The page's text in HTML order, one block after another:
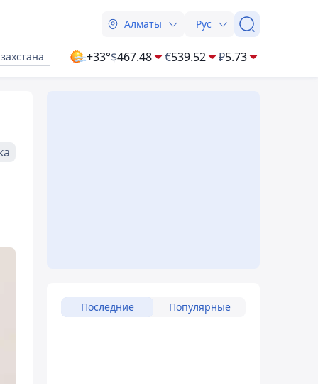
Алматы Рус
+33°$467.48 €539.52 ₽5.73
Последние Популярные